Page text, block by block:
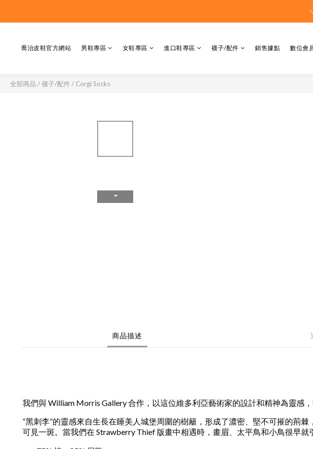
喬治皮鞋官方網站 男鞋專區 女鞋專區 進口鞋專區 襪子/配件 銷售據點 數位會
全部商品 /襪子/配件/ Corgi Socks
商品描述
我們與 William Morris Gallery 合作，以這位維多利亞藝術家的設計和精神為靈感
“黑刺李”的靈感來自生長在睡美人城堡周圍的樹籬，形成了濃密、堅不可摧的荊
可見一斑。當我們在 Strawberry Thief 版畫中相遇時，畫眉、太平鳥和小鳥很早就